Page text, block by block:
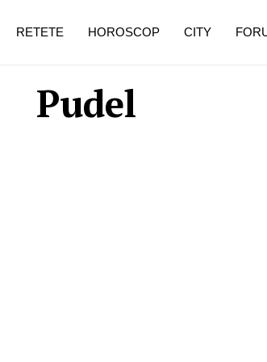
Pudel
RETETE HOROSCOP CITY
de dureroasă este investigația